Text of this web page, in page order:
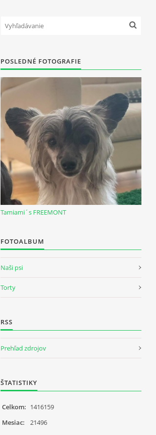
POSLEDNÉ FOTOGRAFIE
Tamiami´s FREEMONT
FOTOALBUM
Naši psi
Torty
RSS
Prehľad zdrojov
ŠTATISTIKY
Celkom: 1416159
Mesiac:
21496